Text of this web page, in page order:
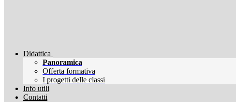
Didattica
Panoramica
Offerta formativa
I progetti delle classi
Info utili
Contatti